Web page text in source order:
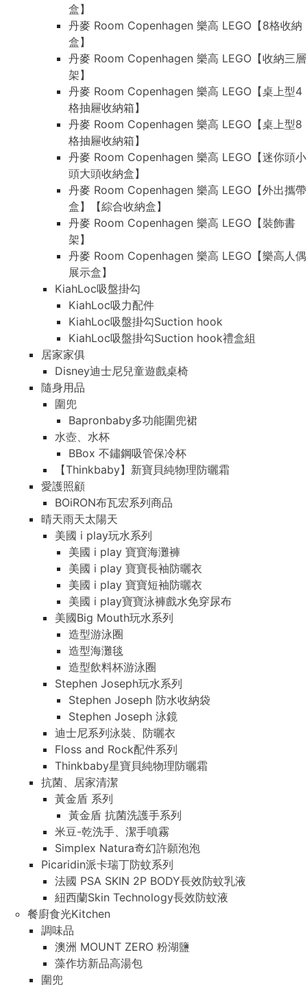
盒】
丹麥 Room Copenhagen 樂高 LEGO【8格收納
盒】
丹麥 Room Copenhagen 樂高 LEGO【收納三層
架】
丹麥 Room Copenhagen 樂高 LEGO【桌上型4
格抽屜收納箱】
丹麥 Room Copenhagen 樂高 LEGO【桌上型8
格抽屜收納箱】
丹麥 Room Copenhagen 樂高 LEGO【迷你頭小
頭大頭收納盒】
丹麥 Room Copenhagen 樂高 LEGO【外出攜帶
盒】【綜合收納盒】
丹麥 Room Copenhagen 樂高 LEGO【裝飾書
架】
丹麥 Room Copenhagen 樂高 LEGO【樂高人偶
展示盒】
KiahLoc吸盤掛勾
KiahLoc吸力配件
KiahLoc吸盤掛勾Suction hook
KiahLoc吸盤掛勾Suction hook禮盒組
居家家俱
Disney迪士尼兒童遊戲桌椅
隨身用品
圍兜
Bapronbaby多功能圍兜裙
水壺、水杯
BBox 不鏽鋼吸管保冷杯
【Thinkbaby】新寶貝純物理防曬霜
愛護照顧
BOiRON布瓦宏系列商品
晴天雨天太陽天
美國 i play玩水系列
美國 i play 寶寶海灘褲
美國 i play 寶寶長袖防曬衣
美國 i play 寶寶短袖防曬衣
美國 i play寶寶泳褲戲水免穿尿布
美國Big Mouth玩水系列
造型游泳圈
造型海灘毯
造型飲料杯游泳圈
Stephen Joseph玩水系列
Stephen Joseph 防水收納袋
Stephen Joseph 泳鏡
迪士尼系列泳裝、防曬衣
Floss and Rock配件系列
Thinkbaby星寶貝純物理防曬霜
抗菌、居家清潔
黃金盾 系列
黃金盾 抗菌洗護手系列
米豆-乾洗手、潔手噴霧
Simplex Natura奇幻許願泡泡
Picaridin派卡瑞丁防蚊系列
法國 PSA SKIN 2P BODY長效防蚊乳液
紐西蘭Skin Technology長效防蚊液
餐廚食光Kitchen
調味品
澳洲 MOUNT ZERO 粉湖鹽
藻作坊新品高湯包
圍兜